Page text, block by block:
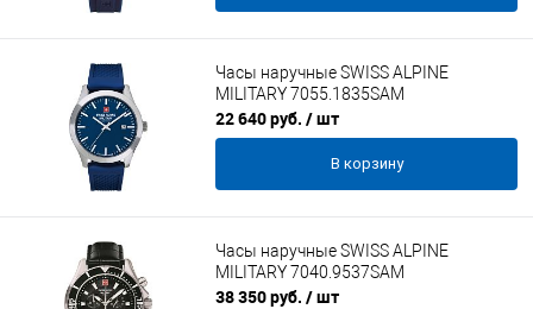
Часы наручные SWISS ALPINE
MILITARY 7055.1835SAM
22 640 руб. / шт
В корзину
Часы наручные SWISS ALPINE
MILITARY 7040.9537SAM
38 350 руб. / шт